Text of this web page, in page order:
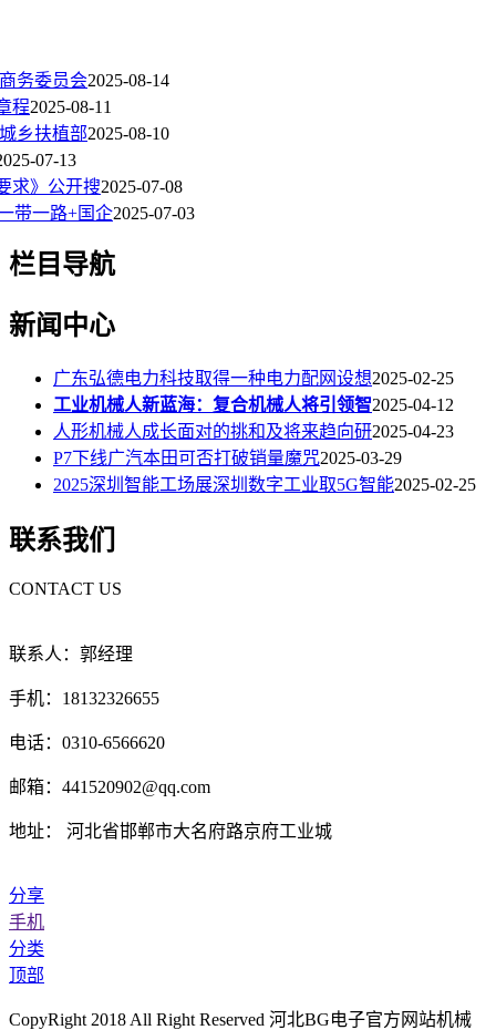
务委员会2025-08-14
程2025-08-11
乡扶植部2025-08-10
07-13
求》公开搜2025-07-08
带一路+国企2025-07-03
栏目导航
新闻中心
广东弘德电力科技取得一种电力配网设想2025-02-25
工业机械人新蓝海：复合机械人将引领智2025-04-12
人形机械人成长面对的挑和及将来趋向研2025-04-23
P7下线广汽本田可否打破销量魔咒2025-03-29
2025深圳智能工场展深圳数字工业取5G智能2025-02-25
联系我们
CONTACT US
联系人：郭经理
手机：18132326655
电话：0310-6566620
邮箱：441520902@qq.com
地址： 河北省邯郸市大名府路京府工业城
分享
手机
分类
顶部
CopyRight 2018 All Right Reserved 河北BG电子官方网站机械